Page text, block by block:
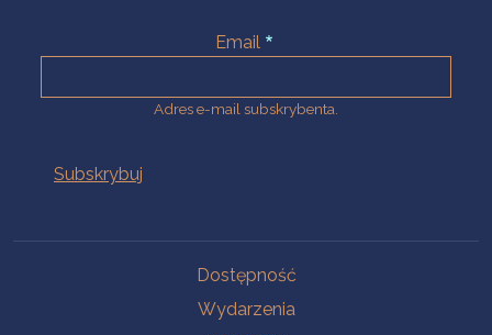
Email
Adres e-mail subskrybenta.
Dostępność
Wydarzenia